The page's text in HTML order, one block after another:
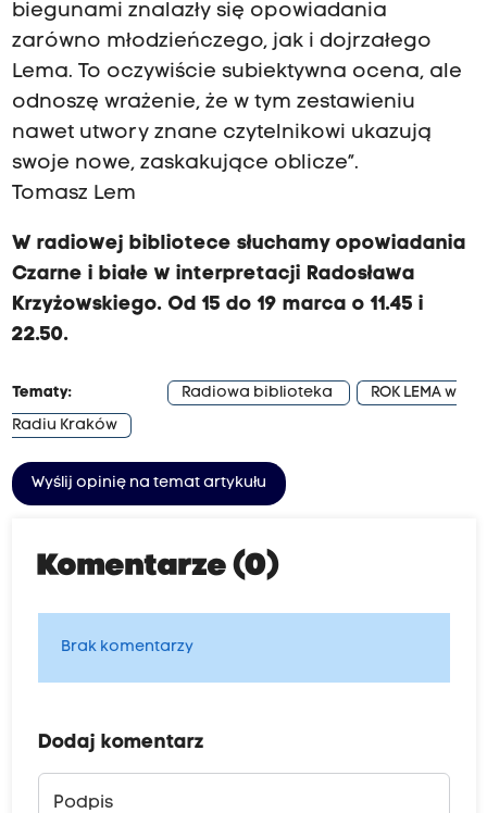
biegunami znalazły się opowiadania
zarówno młodzieńczego, jak i dojrzałego
Lema. To oczywiście subiektywna ocena, ale
odnoszę wrażenie, że w tym zestawieniu
nawet utwory znane czytelnikowi ukazują
swoje nowe, zaskakujące oblicze”.
Tomasz Lem
W radiowej bibliotece słuchamy opowiadania
Czarne i białe w interpretacji Radosława
Krzyżowskiego. Od 15 do 19 marca o 11.45 i
22.50.
Tematy: Radiowa biblioteka
ROK LEMA w
Radiu Kraków
Wyślij opinię na temat artykułu
Komentarze (0)
Brak komentarzy
Dodaj komentarz
Podpis